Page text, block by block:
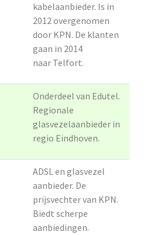
kabelaanbieder. Is in
2012 overgenomen
door KPN. De klanten
gaan in 2014
naar Telfort.
Onderdeel van Edutel.
Regionale
glasvezelaanbieder in
regio Eindhoven.
ADSL en glasvezel
aanbieder. De
prijsvechter van KPN.
Biedt scherpe
aanbiedingen.